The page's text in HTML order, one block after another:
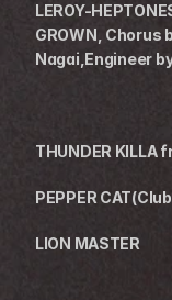
LEROY-
GROWN, Chorus
Nagai,Engineer by
THUNDER KILLA
PEPPER
LION MASTER